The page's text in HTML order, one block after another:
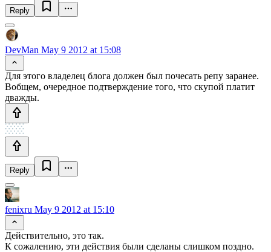
Reply
DevMan May 9 2012 at 15:08
Для этого владелец блога должен был почесать репу заранее.
Вобщем, очередное подтверждение того, что скупой платит
дважды.
Reply
fenixru May 9 2012 at 15:10
Действительно, это так.
К сожалению, эти действия были сделаны слишком поздно.